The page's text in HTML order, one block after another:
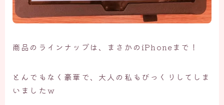
商品のラインナップは、まさかのiPhoneまで！
とんでもなく豪華で、大人の私もびっくりしてしま
いましたｗ